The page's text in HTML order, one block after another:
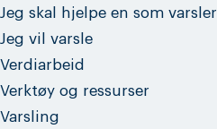
Jeg skal hjelpe en som varsler
Jeg vil varsle
Verdiarbeid
Verktøy og ressurser
Varsling